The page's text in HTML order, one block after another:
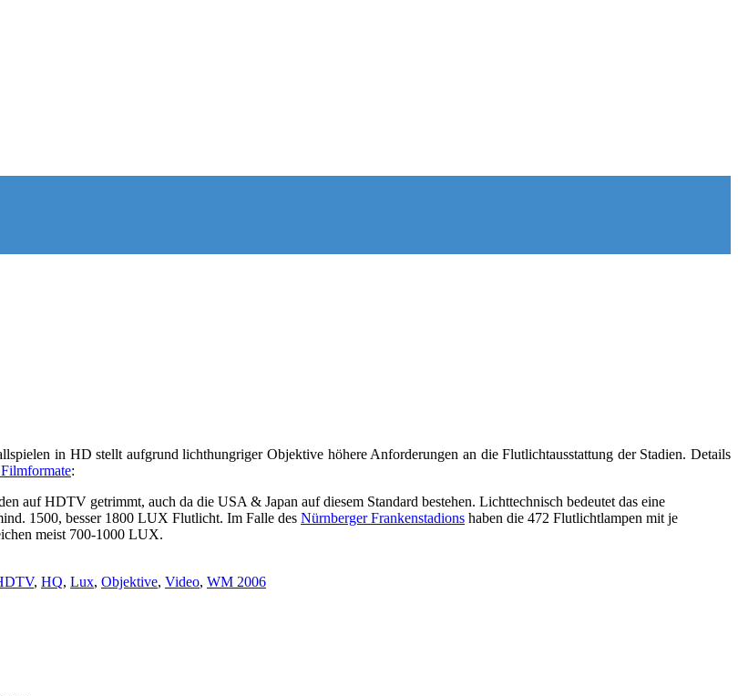
in HD stellt aufgrund lichthungriger Objektive höhere Anforderungen an die Flutlichtausstattung der Stadien. Details
:
auf HDTV getrimmt, auch da die USA & Japan auf diesem Standard bestehen. Lichttechnisch bedeutet das eine
1500, besser 1800 LUX Flutlicht. Im Falle des Nürnberger Frankenstadions haben die 472 Flutlichtlampen mit je
meist 700-1000 LUX.
, HQ, Lux, Objektive, Video, WM 2006